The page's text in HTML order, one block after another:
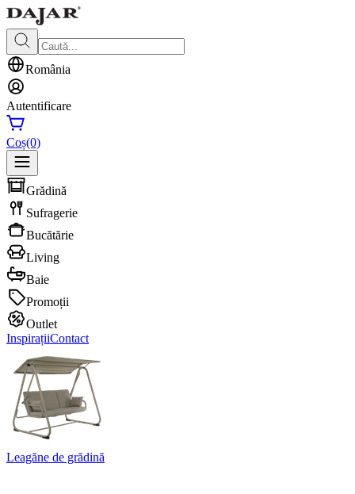
România
Autentificare
Coș(0)
Grădină
Sufragerie
Bucătărie
Living
Baie
Promoții
Outlet
InspirațiiContact
Leagăne de grădină